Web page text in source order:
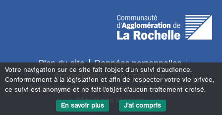
Plan du site
Données personnelles
Accessibilité : non conforme
Accès sourds et malentendants
Contact
Mentions légales
Votre navigation sur ce site fait l'objet d'un suivi d'audience.
Conformément à la législation et afin de respecter votre vie privée,
ce suivi est anonyme et ne fait l'objet d'aucun traitement croisé.
En savoir plus
J'ai compris